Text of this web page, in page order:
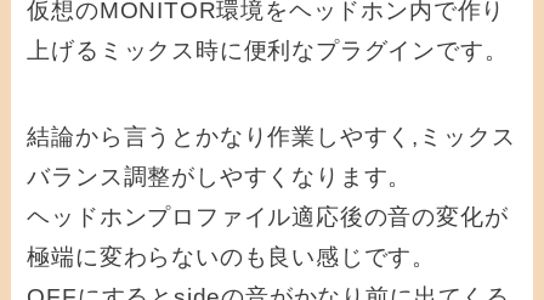
仮想のMONITOR環境をヘッドホン内で作り
上げるミックス時に便利なプラグインです。
結論から言うとかなり作業しやすく,ミックス
バランス調整がしやすくなります。
ヘッドホンプロファイル適応後の音の変化が
極端に変わらないのも良い感じです。